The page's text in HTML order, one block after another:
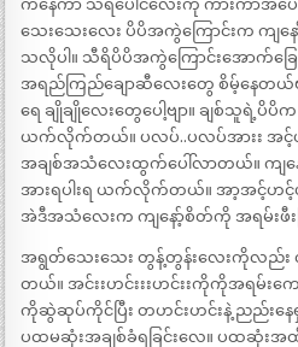
ကနေကာ သီရိပေါင်လေးကို ကားကာအ
သေးသေးလေး ပိပိအကွဲကြောင်းက ကျ
သလိုပါ။ သီရိပိပိအကွဲကြောင်းအောက်ခြေ
အရည်ကြည်ချောဆီလေးတွေ စိမ့်နေတယ်ဗ
ရေ ချိုချိုလေးတွေပေါ့ဗျာ။ ချစ်သူရဲ့
ယက်လိုက်တယ်။ ပလပ်..ပလပ်အားး အင့်
အချစ်အသံလေးထွက်ပေါ်လာတယ်။ ကျန
အားရပါးရ ယက်လိုက်တယ်။ အာ့အင့်ဟ
အဲဒီအသံလေးက ကျနော့်စိတ်ကို အရမ်းဖီး
အရွတ်သေးသေး တွန့်တွန်းလေးကိုလည်း
တယ်။ အင်းးဟင်းးးဟင်းးကိုကိုအရမ်းက
ကိုဆွဲဆုပ်ကိုင်ပြီး တဟင်းဟင်းနဲ့ ညည်း
ပထမဆုံးအချစ်ခံရခြင်းလေ။ ပထဆုံး